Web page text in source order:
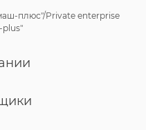
плюс"/Private enterprise